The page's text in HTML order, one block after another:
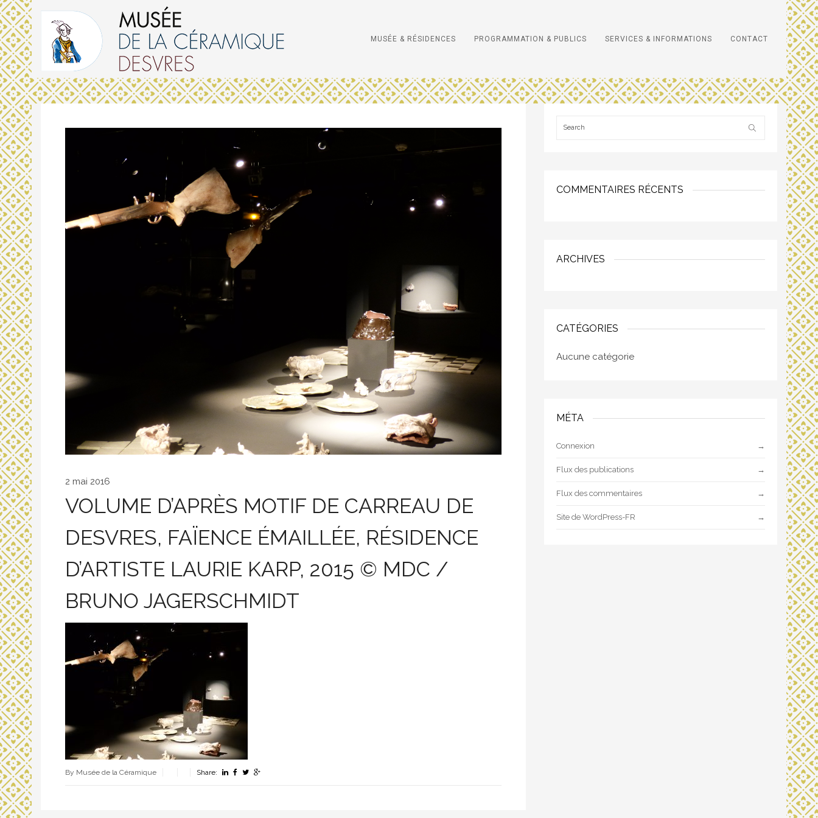
MUSÉE & RÉSIDENCES PROGRAMMATION & PUBLICS SERVICES & INFORMATIONS CONTACT
2 mai 2016
VOLUME D’APRÈS MOTIF DE CARREAU DE
DESVRES, FAÏENCE ÉMAILLÉE, RÉSIDENCE
D’ARTISTE LAURIE KARP, 2015 © MDC /
BRUNO JAGERSCHMIDT
By Musée de la Céramique Share:
COMMENTAIRES RÉCENTS
ARCHIVES
CATÉGORIES
Aucune catégorie
MÉTA
Connexion
Flux des publications
Flux des commentaires
Site de WordPress-FR